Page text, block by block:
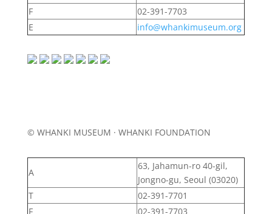
F
02-391-7703
E
info@whankimuseum.org
© WHANKI MUSEUM · WHANKI FOUNDATION
A
63, Jahamun-ro 40-gil,
Jongno-gu, Seoul (03020)
T
02-391-7701
F
02-391-7703